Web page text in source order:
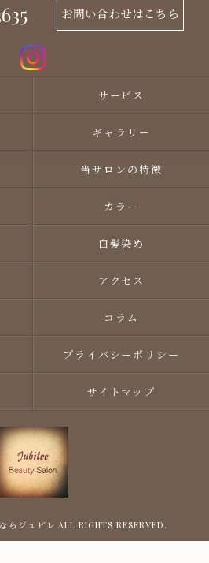
お問い合わせはこちら
サービス
ギャラリー
当サロンの特徴
カラー
白髪染め
アクセス
コラム
プライバシーポリシー
サイトマップ
らジュビレ ALL RIGHTS RESERVED.